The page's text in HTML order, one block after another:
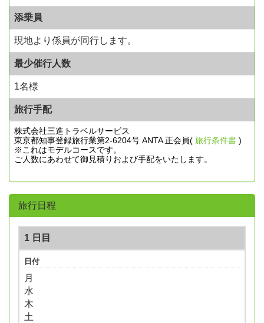
添乗員
現地より係員が同行します。
最少催行人数
1名様
旅行手配
株式会社三進トラベルサービス
東京都知事登録旅行業第2-6204号 ANTA 正会員( 旅行条件書 )
※これはモデルコースです。
ご人数にあわせて御見積りおよび手配をいたします。
旅行日程
1 日目
日付
月
水
木
土